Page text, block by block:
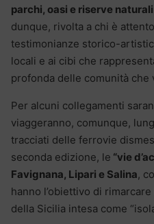
parchi, oasi e riserve
dunque, rivolta a chi è
testimonianze storico-
locali e ai cibi che
profonda delle comunità
Per alcuni collegamenti
viaggeranno, comunque,
tracciati delle ferrovie
seconda edizione, le “vie
Favignana, Lipari e Salina,
hanno l’obiettivo di
della Sicilia intesa come